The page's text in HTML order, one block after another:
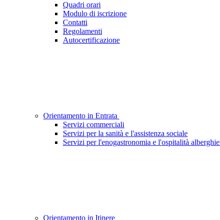
Quadri orari
Modulo di iscrizione
Contatti
Regolamenti
Autocertificazione
Orientamento in Entrata
Servizi commerciali
Servizi per la sanità e l'assistenza sociale
Servizi per l'enogastronomia e l'ospitalità
Orientamento in Itinere